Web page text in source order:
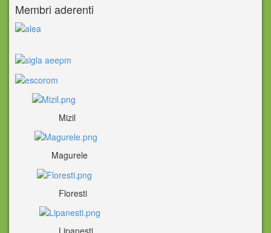
Membri aderenti
Mizil
Magurele
Floresti
Lipanesti